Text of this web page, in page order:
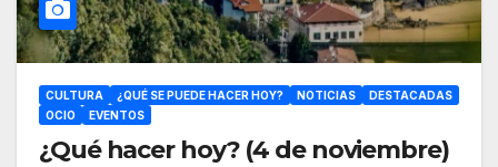
CULTURA ¿QUÉ SE PUEDE HACER HOY? NOTICIAS
DESTACADAS
OCIO
EVENTOS
¿Qué hacer hoy? (4 de noviembre)